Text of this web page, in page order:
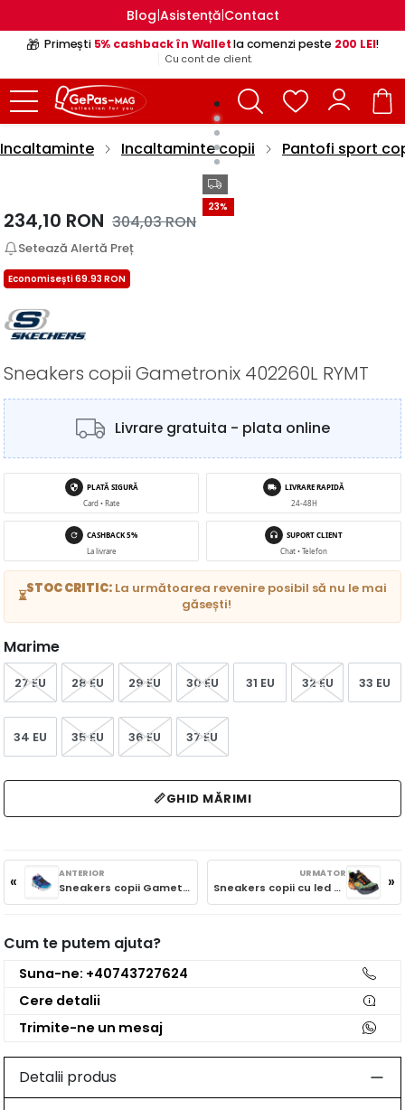
Blog|Asistență|Contact
🎁 Primești 5% cashback în Walletla comenzi peste 200 LEI!
Cu cont de client.
Incaltaminte Incaltaminte copii Pantofi sport
23%
234,10 RON 304,03RON
Setează Alertă Preț
Economisești 69.93 RON
Sneakers copii Gametronix 402260L RYMT
Livrare gratuita - plata online
PLATĂ SIGURĂ
Card • Rate
LIVRARE RAPIDĂ
24-48H
CASHBACK 5%
La livrare
SUPORT CLIENT
Chat • Telefon
⏳STOC CRITIC: La următoarea revenire posibil să nu le mai
găsești!
Marime
27 EU 28 EU 29 EU 30 EU 31 EU 32 EU 33 EU
34 EU 35 EU 36 EU 37 EU
📏GHID MĂRIMI
« ANTERIOR
Sneakers copii Gametronix 402262N RYMT »
URMĂTOR
Sneakers copii cu led Dino-Light 400615L BKOR
Cum te putem ajuta?
Suna-ne: +40743727624
Cere detalii
Trimite-ne un mesaj
Detalii produs